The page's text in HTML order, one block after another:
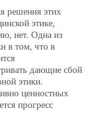
решения этих
этике,
нет. Одна из
в том, что в
дающие сбой
этики.
ценностных
прогресс